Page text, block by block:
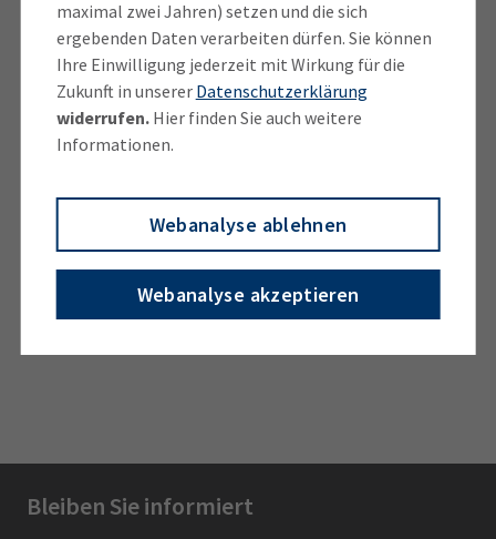
maximal zwei Jahren) setzen und die sich
ergebenden Daten verarbeiten dürfen. Sie können
Ihre Einwilligung jederzeit mit Wirkung für die
Zukunft in unserer Datenschutzerklärung
widerrufen.Hier finden Sie auch weitere
Informationen.
Webanalyse ablehnen
Webanalyse akzeptieren
es rund 50 verschiedene IHK-Berufe, in denen derzeit
232 Ausbildungsbetriebe aus dem Landkreis
ausbilden.
Laut einer Auswertung der Arbeitsagentur
unternehmen im Landkreis 95 Lehrstellen unbesetzt,
damit mehr als jedes vierte bei der Arbeitsagentur
registrierte Angebot. Rund 60 Prozent aller dualen
Berufsausbil­dungsverträge in Oberbayern werden im
IHK-Bereich, das heißt in Industrie, Handel oder im
Bleiben Sie informiert